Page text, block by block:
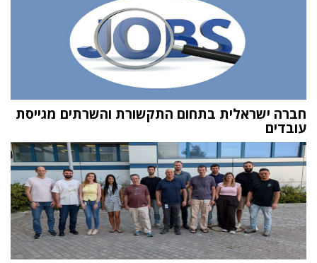
חברה ישראלית בתחום התקשורת והשרתים מגייסת
עובדים